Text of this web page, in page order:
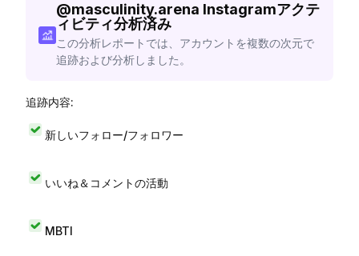
@masculinity.arena Instagramアクテ
ィビティ分析済み
この分析レポートでは、アカウントを複数の次元で
追跡および分析しました。
追跡内容:
新しいフォロー/フォロワー
いいね＆コメントの活動
MBTI